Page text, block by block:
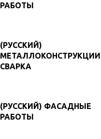
РАБОТЫ
(РУССКИЙ)
МЕТАЛЛОКОНСТРУКЦИИ
СВАРКА
(РУССКИЙ) ФАСАДНЫЕ
РАБОТЫ